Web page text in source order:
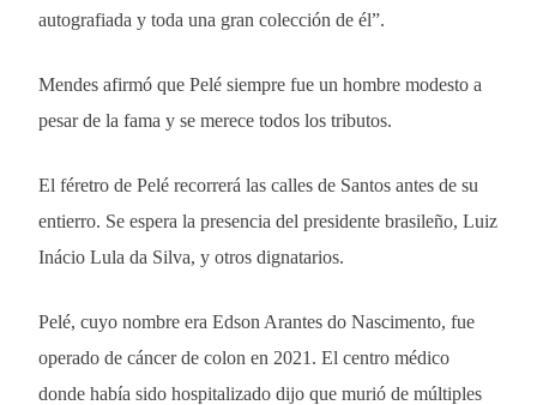
autografiada y toda una gran colección de él”.
Mendes afirmó que Pelé siempre fue un hombre modesto a
pesar de la fama y se merece todos los tributos.
El féretro de Pelé recorrerá las calles de Santos antes de su
entierro. Se espera la presencia del presidente brasileño, Luiz
Inácio Lula da Silva, y otros dignatarios.
Pelé, cuyo nombre era Edson Arantes do Nascimento, fue
operado de cáncer de colon en 2021. El centro médico
donde había sido hospitalizado dijo que murió de múltiples